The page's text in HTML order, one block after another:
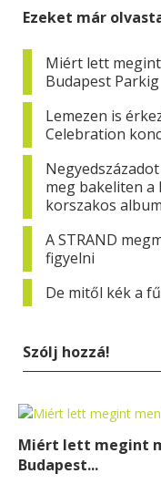
Ezeket már
Miért lett megint
Budapest Parkig
Lemezen is
Celebration
meg bakeliten a
korszakos
A STRAND
figyelni
De mitől kék a
Szólj hozzá!
Miért lett megint
Budapest...